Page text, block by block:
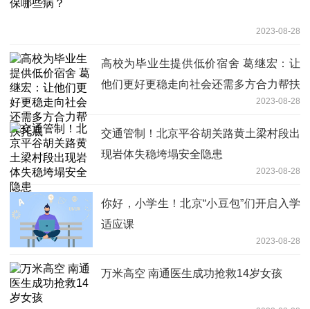
2023-08-28
高校为毕业生提供低价宿舍 葛继宏：让
他们更好更稳走向社会还需多方合力帮扶
2023-08-28
交通管制！北京平谷胡关路黄土梁村段出
现岩体失稳垮塌安全隐患
2023-08-28
你好，小学生！北京“小豆包”们开启入学
适应课
2023-08-28
万米高空 南通医生成功抢救14岁女孩